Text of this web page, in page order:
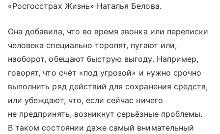
«Росгосстрах Жизнь» Наталья Белова.
Она добавила, что во время звонка или переписки
человека специально торопят, пугают или,
наоборот, обещают быструю выгоду. Например,
говорят, что счёт «под угрозой» и нужно срочно
выполнить ряд действий для сохранения средств,
или убеждают, что, если сейчас ничего
не предпринять, возникнут серьёзные проблемы.
В таком состоянии даже самый внимательный